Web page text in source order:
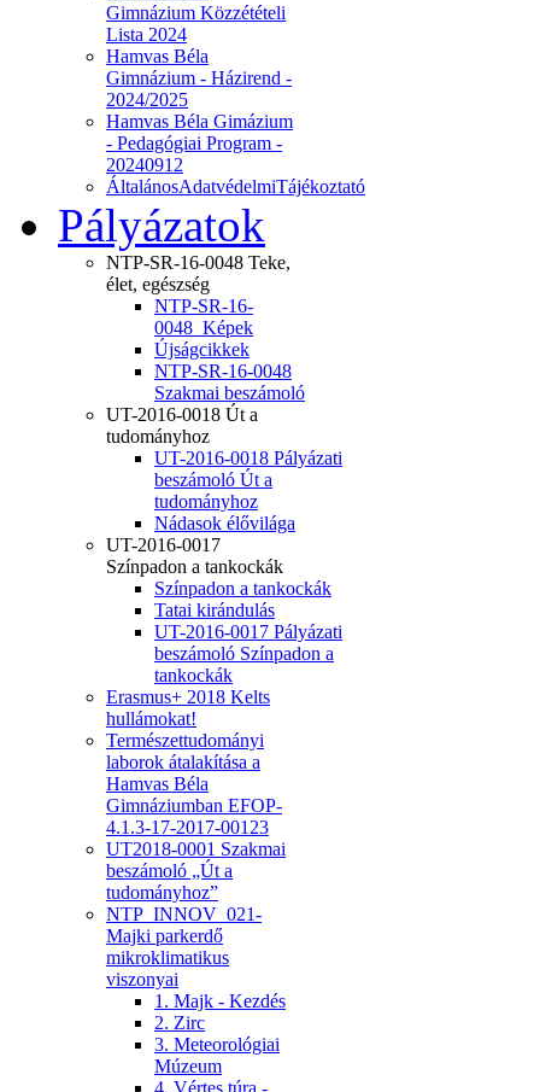
Gimnázium Közzétételi
Lista 2024
Hamvas Béla
Gimnázium - Házirend -
2024/2025
Hamvas Béla Gimázium
- Pedagógiai Program -
20240912
ÁltalánosAdatvédelmiTájékoztató
Pályázatok
NTP-SR-16-0048 Teke,
élet, egészség
NTP-SR-16-
0048_Képek
Újságcikkek
NTP-SR-16-0048
Szakmai beszámoló
UT-2016-0018 Út a
tudományhoz
UT-2016-0018 Pályázati
beszámoló Út a
tudományhoz
Nádasok élővilága
UT-2016-0017
Színpadon a tankockák
Színpadon a tankockák
Tatai kirándulás
UT-2016-0017 Pályázati
beszámoló Színpadon a
tankockák
Erasmus+ 2018 Kelts
hullámokat!
Természettudományi
laborok átalakítása a
Hamvas Béla
Gimnáziumban EFOP-
4.1.3-17-2017-00123
UT2018-0001 Szakmai
beszámoló „Út a
tudományhoz”
NTP_INNOV_021-
Majki parkerdő
mikroklimatikus
viszonyai
1. Majk - Kezdés
2. Zirc
3. Meteorológiai
Múzeum